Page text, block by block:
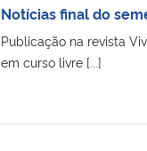
Notícias final do
Publicação na revista
em curso livre [...]